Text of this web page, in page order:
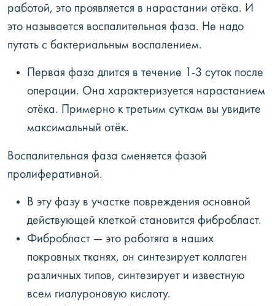
работой, это проявляется в нарастании отёка. И
это называется воспалительная фаза. Не надо
путать с бактериальным воспалением.
Первая фаза длится в течение 1-3 суток после
операции. Она характеризуется нарастанием
отёка. Примерно к третьим суткам вы увидите
максимальный отёк.
Воспалительная фаза сменяется фазой
пролиферативной.
В эту фазу в участке повреждения основной
действующей клеткой становится фибробласт.
Фибробласт — это работяга в наших
покровных тканях, он синтезирует коллаген
различных типов, синтезирует и известную
всем гиалуроновую кислоту.